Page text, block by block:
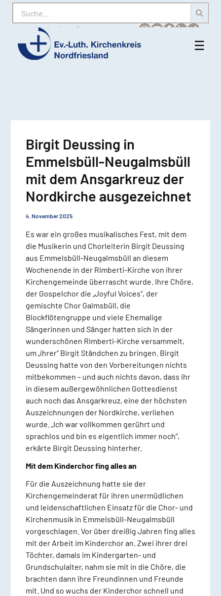
Suche
Karriere Amtliche Bekanntmachungen
Ev.-
☰
Birgit Deussing in
Emmelsbüll-Neugalmsbüll
mit dem Ansgarkreuz der
Nordkirche ausgezeichnet
4. November 2025
Es war ein großes musikalisches Fest, mit dem
die Musikerin und Chorleiterin Birgit Deussing
aus Emmelsbüll-Neugalmsbüll an diesem
Wochenende in der Rimberti-Kirche von ihrer
Kirchengemeinde überrascht wurde. Ihre Chöre,
der Gospelchor die „Joyful Voices“, der
gemischte Chor Galmsbüll, die
Blockflötengruppe und viele Ehemalige
Sängerinnen und Sänger hatten sich in der
wunderschönen Rimberti-Kirche versammelt,
um „ihrer“ Birgit Ständchen zu bringen. Birgit
Deussing hatte von den Vorbereitungen nichts
mitbekommen – und auch nichts davon, dass ihr
in diesem außergewöhnlichen Gottesdienst
auch noch das Ansgarkreuz, eine der höchsten
Auszeichnungen der Nordkirche, verliehen
wurde. „Ich war vollkommen gerührt und
sprachlos und bin es eigentlich immer noch“,
erkärte Birgit Deussing hinterher.
Mit dem Kinderchor fing alles an
Für die Auszeichnung hatte sie der
Kirchengemeinderat für ihren unermüdlichen
und leidenschaftlichen Einsatz für die Chor- und
Kirchenmusik in Emmelsbüll-Neugalmsbüll
vorgeschlagen. Vor über dreißig Jahren fing alles
mit der Arbeit im Kinderchor an. Zwei ihrer drei
Töchter, damals im Kindergarten- und
Grundschulalter, nahm sie mit in die Chöre, die
brachten dann ihre Freundinnen und Freunde
mit. Und so wuchs der Kinderchor schnell und